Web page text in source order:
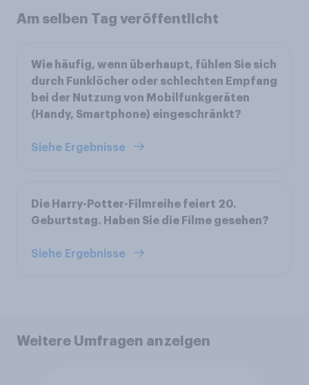
Am selben Tag veröffentlicht
Wie häufig, wenn überhaupt, fühlen Sie sich
durch Funklöcher oder schlechten Empfang
bei der Nutzung von Mobilfunkgeräten
(Handy, Smartphone) eingeschränkt?
Siehe Ergebnisse
Die Harry-Potter-Filmreihe feiert 20.
Geburtstag. Haben Sie die Filme gesehen?
Siehe Ergebnisse
Weitere Umfragen anzeigen